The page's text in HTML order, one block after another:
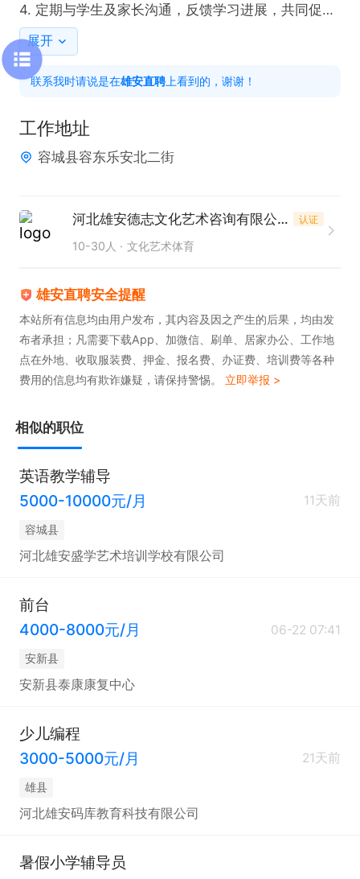
4. 定期与学生及家长沟通，反馈学习进展，共同促进
学生成长。
5. 参与教学研讨活动，不断优化教学辅导方案，提升
教学质量。
任职要求：
1. 具备扎实的初高数学专业知识，熟悉教学大纲与考
2. 拥有良好的沟通能力，能与学生及家长有效交流。
3. 掌握高效的辅导技巧，能够激发学生学习兴趣与潜
4. 工作认真负责，有耐心和毅力，能专注于学生辅
导。
5. 持有相关学科教师资格证者优先考虑。
展开
联系我时请说是在雄安直聘 上看到的，谢谢！
工作地址
容城县容东乐安北二街
河北雄安德志文化艺术咨询有限公司 认证
10-30人 文化艺术体育
雄安直聘安全提醒
本站所有信息均由用户发布，其内容及因之产生的后果，均由发
布者承担；凡需要下载App、加微信、刷单、居家办公、工作地
点在外地、收取服装费、押金、报名费、办证费、培训费等各种
费用的信息均有欺诈嫌疑，请保持警惕。 立即举报 >
相似的职位
英语教学辅导
5000-10000元/月
11天前
容城县
河北雄安盛学艺术培训学校有限公司
前台
4000-8000元/月
06-22 07:41
安新县
安新县泰康康复中心
少儿编程
3000-5000元/月
21天前
雄县
河北雄安码库教育科技有限公司
暑假小学辅导员